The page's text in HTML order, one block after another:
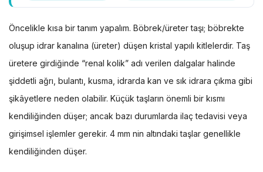
Öncelikle kısa bir tanım yapalım. Böbrek/üreter taşı; böbrekte
oluşup idrar kanalına (üreter) düşen kristal yapılı kitlelerdir. Taş
üretere girdiğinde “renal kolik” adı verilen dalgalar halinde
şiddetli ağrı, bulantı, kusma, idrarda kan ve sık idrara çıkma gibi
şikâyetlere neden olabilir. Küçük taşların önemli bir kısmı
kendiliğinden düşer; ancak bazı durumlarda ilaç tedavisi veya
girişimsel işlemler gerekir. 4 mm nin altındaki taşlar genellikle
kendiliğinden düşer.